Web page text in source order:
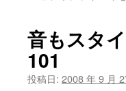
音もスタ
101
投稿日: 2008 年 9 月